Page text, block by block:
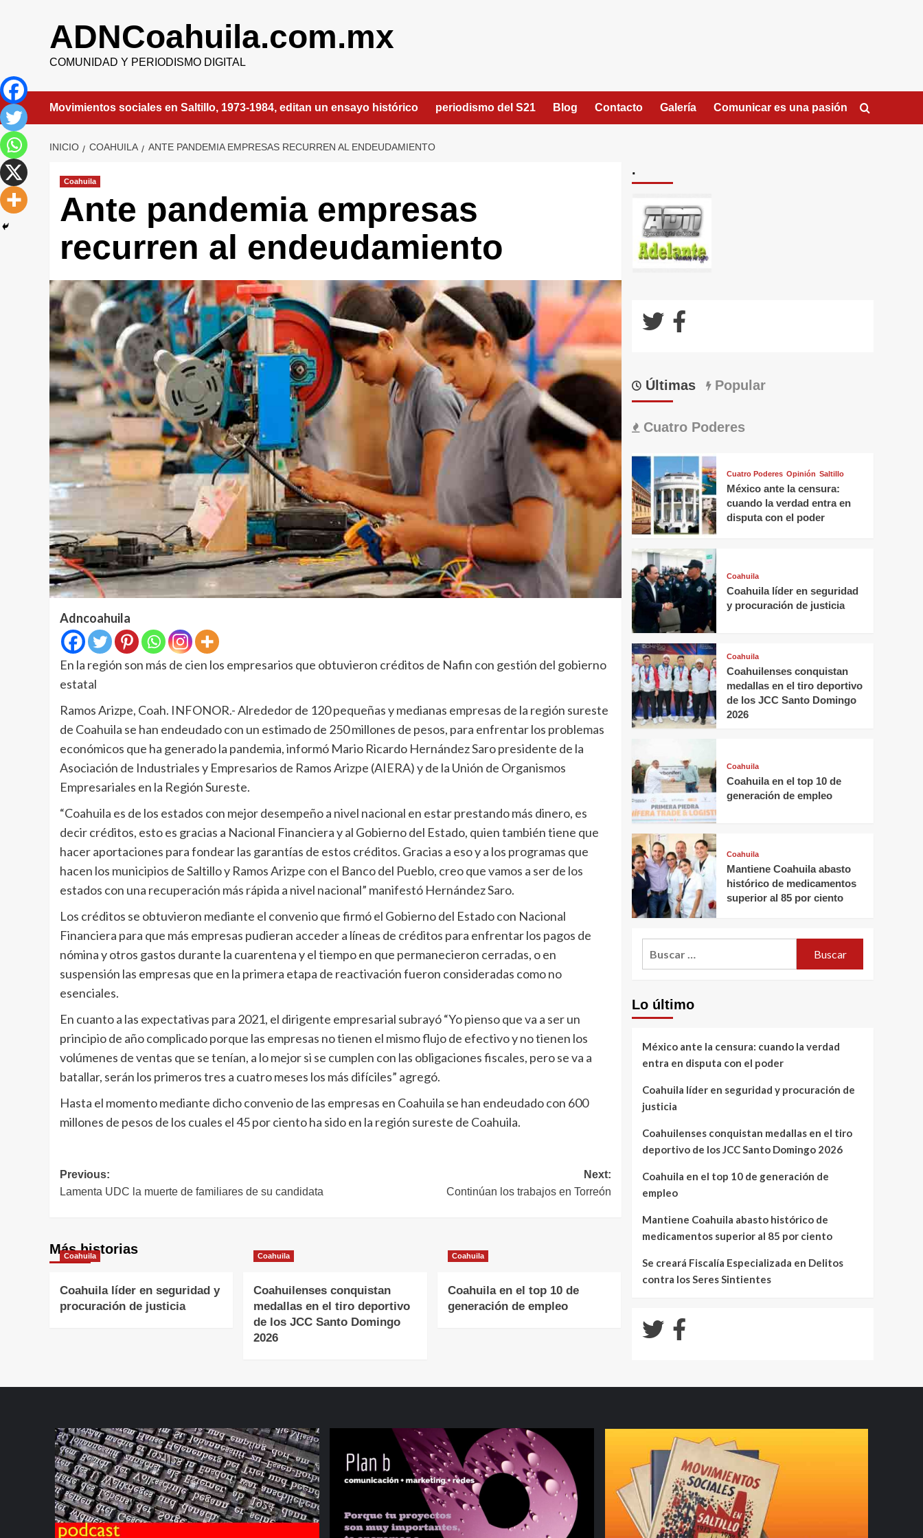
ADNCoahuila.com.mx
COMUNIDAD Y PERIODISMO DIGITAL
Movimientos sociales en Saltillo, 1973-1984, editan un ensayo histórico periodismo del S21 Blog Contacto Galería Comunicar es una pasión
INICIO COAHUILA ANTE PANDEMIA EMPRESAS RECURREN AL ENDEUDAMIENTO
Coahuila
Ante pandemia empresas
recurren al endeudamiento
Adncoahuila
En la región son más de cien los empresarios que obtuvieron créditos de Nafin con gestión del gobierno
estatal
Ramos Arizpe, Coah. INFONOR.- Alrededor de 120 pequeñas y medianas empresas de la región sureste
de Coahuila se han endeudado con un estimado de 250 millones de pesos, para enfrentar los problemas
económicos que ha generado la pandemia, informó Mario Ricardo Hernández Saro presidente de la
Asociación de Industriales y Empresarios de Ramos Arizpe (AIERA) y de la Unión de Organismos
Empresariales en la Región Sureste.
“Coahuila es de los estados con mejor desempeño a nivel nacional en estar prestando más dinero, es
decir créditos, esto es gracias a Nacional Financiera y al Gobierno del Estado, quien también tiene que
hacer aportaciones para fondear las garantías de estos créditos. Gracias a eso y a los programas que
hacen los municipios de Saltillo y Ramos Arizpe con el Banco del Pueblo, creo que vamos a ser de los
estados con una recuperación más rápida a nivel nacional” manifestó Hernández Saro.
Los créditos se obtuvieron mediante el convenio que firmó el Gobierno del Estado con Nacional
Financiera para que más empresas pudieran acceder a líneas de créditos para enfrentar los pagos de
nómina y otros gastos durante la cuarentena y el tiempo en que permanecieron cerradas, o en
suspensión las empresas que en la primera etapa de reactivación fueron consideradas como no
esenciales.
En cuanto a las expectativas para 2021, el dirigente empresarial subrayó “Yo pienso que va a ser un
principio de año complicado porque las empresas no tienen el mismo flujo de efectivo y no tienen los
volúmenes de ventas que se tenían, a lo mejor si se cumplen con las obligaciones fiscales, pero se va a
batallar, serán los primeros tres a cuatro meses los más difíciles” agregó.
Hasta el momento mediante dicho convenio de las empresas en Coahuila se han endeudado con 600
millones de pesos de los cuales el 45 por ciento ha sido en la región sureste de Coahuila.
Navegación
de
Previous:
Lamenta UDC la muerte de familiares de su candidata
Next:
Continúan los trabajos en Torreón
Más historias
Coahuila
Coahuila líder en seguridad y
procuración de justicia
Coahuila
Coahuilenses conquistan
medallas en el tiro deportivo
de los JCC Santo Domingo
2026
Coahuila
Coahuila en el top 10 de
generación de empleo
.
Últimas Popular
Cuatro Poderes
Cuatro Poderes Opinión Saltillo
México ante la censura:
cuando la verdad entra en
disputa con el poder
Coahuila
Coahuila líder en seguridad
y procuración de justicia
Coahuila
Coahuilenses conquistan
medallas en el tiro deportivo
de los JCC Santo Domingo
2026
Coahuila
Coahuila en el top 10 de
generación de empleo
Coahuila
Mantiene Coahuila abasto
histórico de medicamentos
superior al 85 por ciento
Lo último
México ante la censura: cuando la verdad
entra en disputa con el poder
Coahuila líder en seguridad y procuración de
justicia
Coahuilenses conquistan medallas en el tiro
deportivo de los JCC Santo Domingo 2026
Coahuila en el top 10 de generación de
empleo
Mantiene Coahuila abasto histórico de
medicamentos superior al 85 por ciento
Se creará Fiscalía Especializada en Delitos
contra los Seres Sintientes